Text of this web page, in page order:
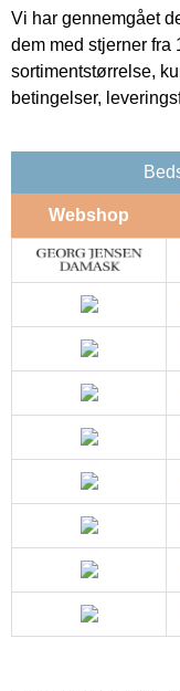
Vi har gennemgået
dem med stjerner fra
sortimentstørrelse,
betingelser,
Webshop